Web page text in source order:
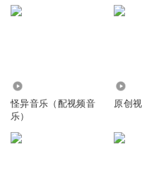
怪异音乐（配视频音
乐）
原创